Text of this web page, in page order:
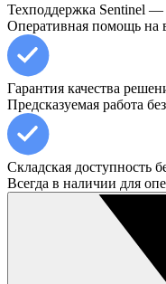
Техподдержка Sentinel —
Оперативная помощь на
Гарантия качества
Предсказуемая работа
Складская доступность
Всегда в наличии для